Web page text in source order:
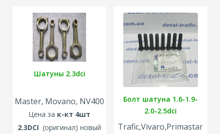
Шатуны 2.3dci
Master, Movano, NV400
Цена за к-кт 4шт
2.3DCI (оригинал) новый
Болт шатуна 1.6-1.9-
2.0-2.5dci
Trafic,Vivaro,Primastar